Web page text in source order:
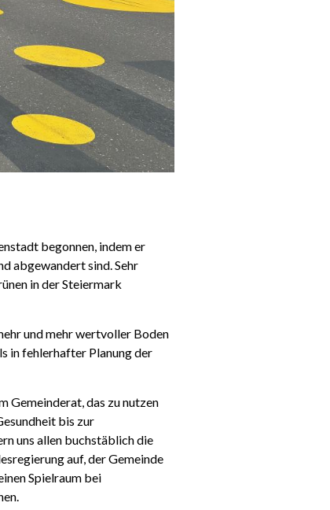
begonnen, indem er
abgewandert sind. Sehr
in der Steiermark
und mehr wertvoller Boden
in fehlerhafter Planung der
Gemeinderat, das zu nutzen
bis zur
uns allen buchstäblich die
auf, der Gemeinde
Spielraum bei